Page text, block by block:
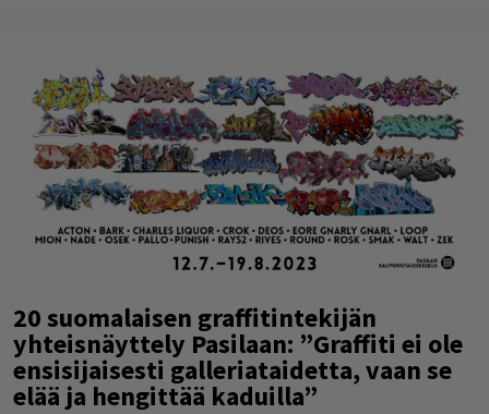
20 suomalaisen graffitintekijän
yhteisnäyttely Pasilaan: ”Graffiti ei ole
ensisijaisesti galleriataidetta, vaan se
elää ja hengittää kaduilla”